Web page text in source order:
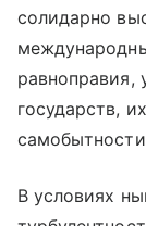
солидарно
равноправия,
государств,
В условиях